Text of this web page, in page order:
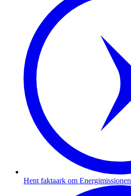
Hent faktaark om Energimissionen